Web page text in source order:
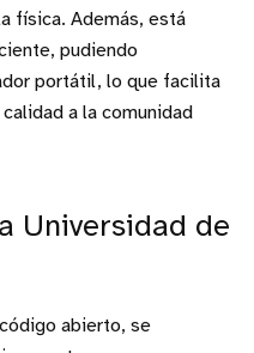
física. Además, está
pudiendo
portátil, lo que facilita
a la comunidad
Universidad de
abierto, se